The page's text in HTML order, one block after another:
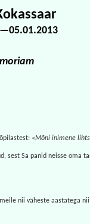
«Mõni inimene
Sa panid neisse oma
nii väheste aastatega